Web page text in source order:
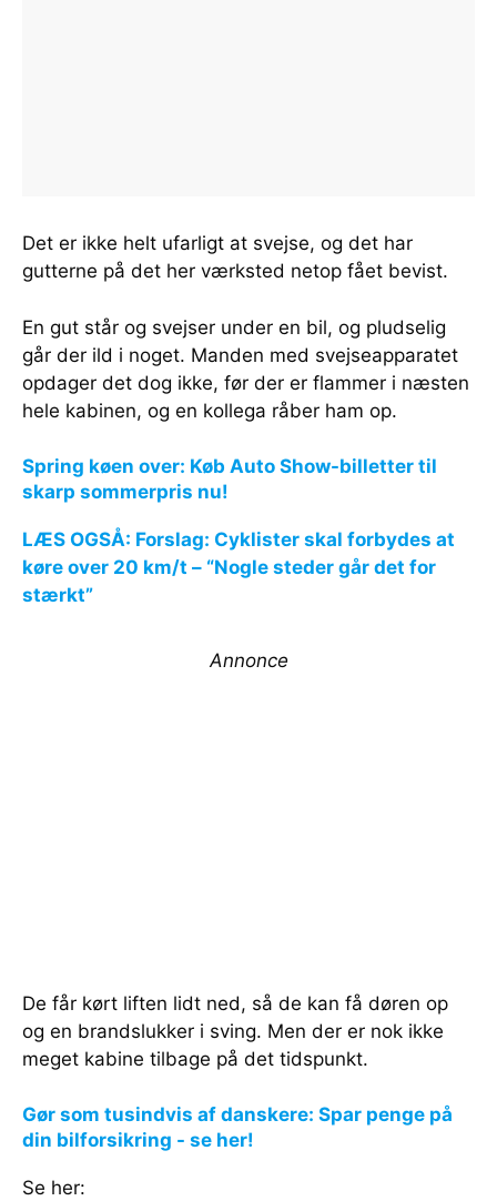
Det er ikke helt ufarligt at svejse, og det har
gutterne på det her værksted netop fået bevist.
En gut står og svejser under en bil, og pludselig
går der ild i noget. Manden med svejseapparatet
opdager det dog ikke, før der er flammer i næsten
hele kabinen, og en kollega råber ham op.
Spring køen over: Køb Auto Show-billetter til
skarp sommerpris nu!
LÆS OGSÅ: Forslag: Cyklister skal forbydes at
køre over 20 km/t – “Nogle steder går det for
stærkt”
Annonce
De får kørt liften lidt ned, så de kan få døren op
og en brandslukker i sving. Men der er nok ikke
meget kabine tilbage på det tidspunkt.
Gør som tusindvis af danskere: Spar penge på
din bilforsikring - se her!
Se her: